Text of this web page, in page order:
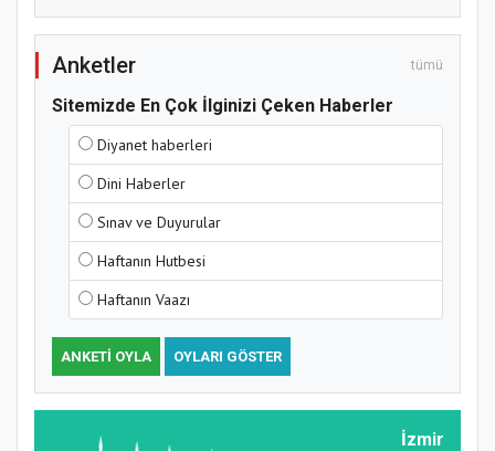
Samsun Atakum’da Yaz Kur’an Kursu
Kapanış Programı
Anketler tümü
Sitemizde En Çok İlginizi Çeken Haberler
Diyanet haberleri
Dini Haberler
Sınav ve Duyurular
Haftanın Hutbesi
Haftanın Vaazı
ANKETI OYLA OYLARI GÖSTER
İzmir